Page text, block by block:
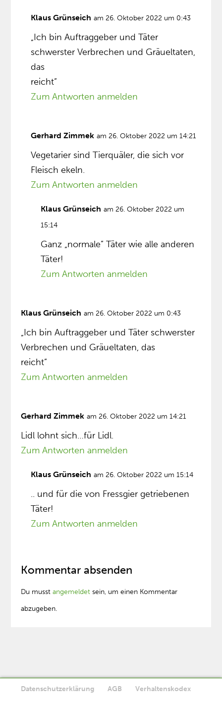
Klaus Grünseich am 26. Oktober 2022 um 0:43
„Ich bin Auftraggeber und Täter
schwerster Verbrechen und Gräueltaten,
das
reicht”
Zum Antworten anmelden
Gerhard Zimmek am 26. Oktober 2022 um 14:21
Vegetarier sind Tierquäler, die sich vor
Fleisch ekeln.
Zum Antworten anmelden
Klaus Grünseich am 26. Oktober 2022 um
15:14
Ganz „normale” Täter wie alle anderen
Täter!
Zum Antworten anmelden
Klaus Grünseich am 26. Oktober 2022 um 0:43
„Ich bin Auftraggeber und Täter schwerster
Verbrechen und Gräueltaten, das
reicht”
Zum Antworten anmelden
Gerhard Zimmek am 26. Oktober 2022 um 14:21
Lidl lohnt sich…für Lidl.
Zum Antworten anmelden
Klaus Grünseich am 26. Oktober 2022 um 15:14
.. und für die von Fressgier getriebenen
Täter!
Zum Antworten anmelden
Kommentar absenden
Du musstangemeldet sein, um einen Kommentar
abzugeben.
Datenschutzerklärung AGB Verhaltenskodex